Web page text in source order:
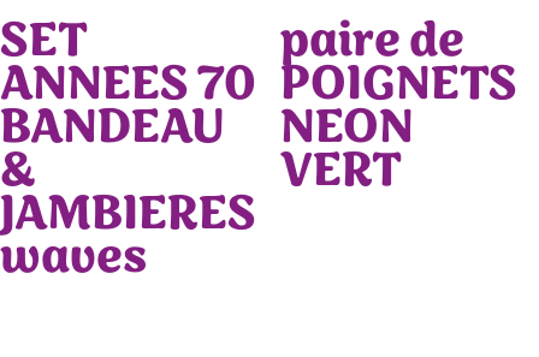
SET
ANNEES 70
BANDEAU
&
JAMBIERES
waves
paire de
POIGNETS
NEON
VERT